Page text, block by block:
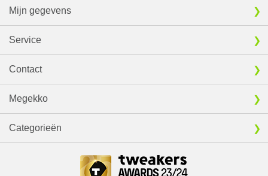
Mijn gegevens
Service
Contact
Megekko
Categorieën